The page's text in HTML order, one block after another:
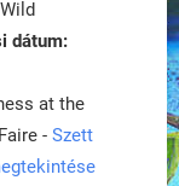
Wild
dátum:
at the
- Szett